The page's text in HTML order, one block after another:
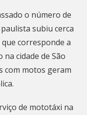
o número de
subiu cerca
corresponde a
cidade de São
com motos geram
de mototáxi na